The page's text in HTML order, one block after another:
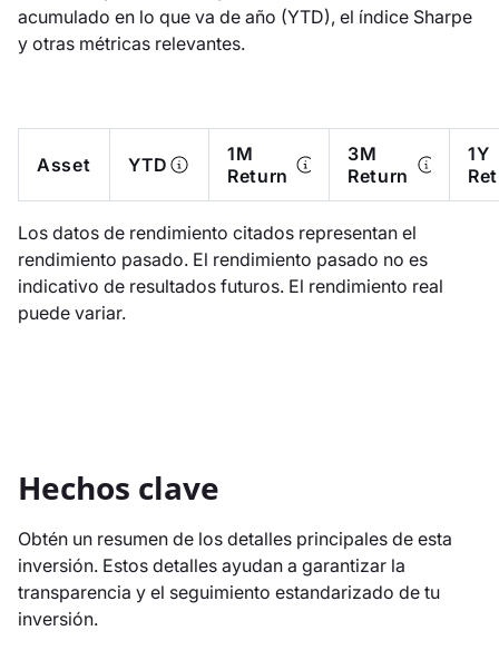
acumulado en lo que va de año (YTD), el índice Sharpe
y otras métricas relevantes.
Asset YTD
1M
Return
3M
Return
1Y
Los datos de rendimiento citados representan el
rendimiento pasado. El rendimiento pasado no es
indicativo de resultados futuros. El rendimiento real
puede variar.
Hechos clave
Obtén un resumen de los detalles principales de esta
inversión. Estos detalles ayudan a garantizar la
transparencia y el seguimiento estandarizado de tu
inversión.